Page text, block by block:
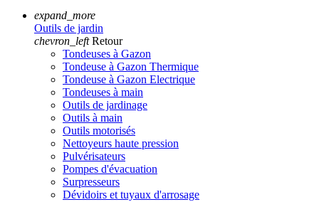
expand_more
Outils de jardin
chevron_left Retour
Tondeuses à Gazon
Tondeuse à Gazon Thermique
Tondeuse à Gazon Electrique
Tondeuses à main
Outils de jardinage
Outils à main
Outils motorisés
Nettoyeurs haute pression
Pulvérisateurs
Pompes d'évacuation
Surpresseurs
Dévidoirs et tuyaux d'arrosage